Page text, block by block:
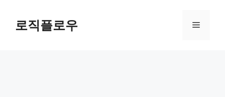
content로직플로우 Menu